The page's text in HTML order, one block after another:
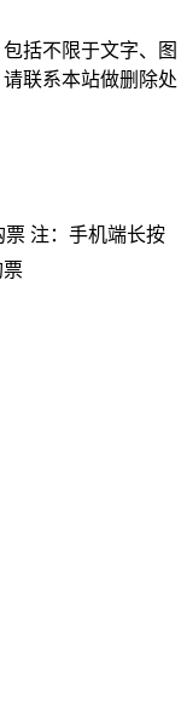
括不限于文字、图
联系本站做删除处
票 注：手机端长按
票